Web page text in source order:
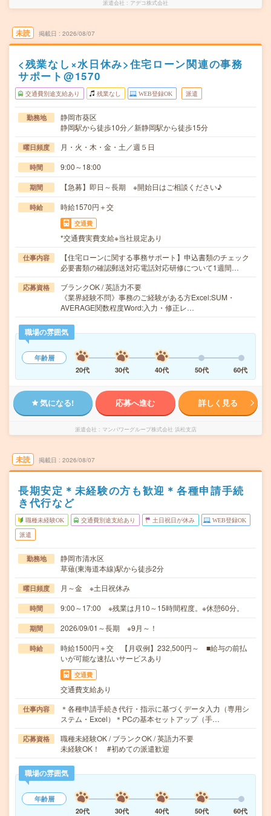
派遣会社 アデコ株式会社
未読 掲載日 2026/08/07
<残業なし×水日休み>住宅ローン関連の事務
サポート@1570
交通費別途支給あり 残業なし WEB登録OK 派遣
勤務地
静岡市葵区
静岡駅から徒歩10分／新静岡駅から徒歩15分
曜日頻度 月・火・木・金・土／週５日
時間 9:00～18:00
期間 【急募】即日～長期 ※開始日はご相談ください♪
時給 時給1570円＋交
交通費
*交通費実費支給※当社規定あり
仕事内容
【住宅ローンに関する事務サポート】申込書類のチェック
必要書類の確認郵送対応電話対応研修について1週間…
応募資格
ブランクOK / 英語力不要
《業界経験不問》事務のご経験がある方Excel:SUM・
AVERAGE関数程度Word:入力・修正レ…
職場の雰囲気
年齢層
20代
30代 40代 50代 60代
気になる! 応募へ進む 詳しく見る
派遣会社 マンパワーグループ株式会社 浜松支店
未読 掲載日 2026/08/07
長期安定＊未経験の方も歓迎＊各種申請手続
き代行など
職種未経験OK 交通費別途支給あり 土日祝日が休み WEB登録OK
派遣
勤務地
静岡市清水区
草薙(東海道本線)駅から徒歩2分
曜日頻度 月～金 ※土日祝休み
時間 9:00～17:00 ※残業は月10～15時間程度。※休憩60分。
期間 2026/09/01～長期 ※9月～！
時給
時給1500円＋交 【月収例】232,500円～ ■給与の前払
いが可能な速払いサービスあり
交通費
交通費支給あり
仕事内容
＊各種申請手続き代行・指示に基づくデータ入力（専用シ
ステム・Excel）＊PCの基本セットアップ（手…
応募資格
職種未経験OK / ブランクOK / 英語力不要
未経験OK！ #初めての派遣歓迎
職場の雰囲気
年齢層
20代
30代 40代 50代
60代